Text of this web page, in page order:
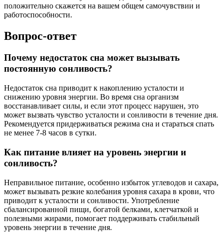
положительно скажется на вашем общем самочувствии и
работоспособности.
Вопрос-ответ
Почему недостаток сна может вызывать
постоянную сонливость?
Недостаток сна приводит к накоплению усталости и
снижению уровня энергии. Во время сна организм
восстанавливает силы, и если этот процесс нарушен, это
может вызвать чувство усталости и сонливости в течение дня.
Рекомендуется придерживаться режима сна и стараться спать
не менее 7-8 часов в сутки.
Как питание влияет на уровень энергии и
сонливость?
Неправильное питание, особенно избыток углеводов и сахара,
может вызывать резкие колебания уровня сахара в крови, что
приводит к усталости и сонливости. Употребление
сбалансированной пищи, богатой белками, клетчаткой и
полезными жирами, помогает поддерживать стабильный
уровень энергии в течение дня.